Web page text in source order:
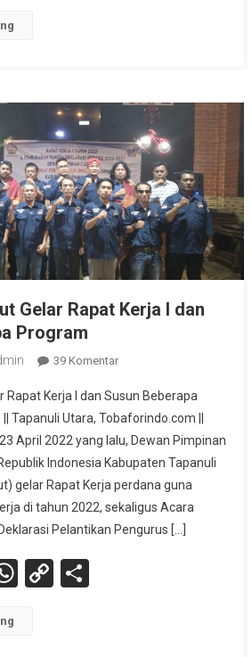
Gelar Rapat Kerja I dan
Program
39 KomentarPada
SPRI
Taput
Gelar
Rapat
Kerja
I
Dan
Rapat Kerja I dan Susun Beberapa
Tapanuli Utara, Tobaforindo.com ||
April 2022 yang lalu, Dewan Pimpinan
Indonesia Kabupaten Tapanuli
gelar Rapat Kerja perdana guna
di tahun 2022, sekaligus Acara
Pelantikan Pengurus […]
WhatsApp
CopyShare